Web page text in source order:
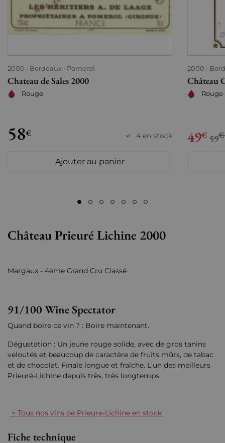
2000 Bordeaux Pomerol
Chateau de Sales 2000
Rouge
58€ 4 en stock
Ajouter au panier
2000
Château
Rouge
49€ 59€
Château Prieuré Lichine 2000
Margaux - 4ème Grand Cru Classé
91/100 Wine Spectator
Quand boire ce vin ? : Boire maintenant.
Dégustation : Un jeune rouge solide, avec de gros tanins
veloutés et beaucoup de caractère de fruits mûrs, de tabac
et de chocolat. Finale longue et fraîche. L'un des meilleurs
Prieuré-Lichine depuis très, très longtemps.
> Tous nos vins de Prieure-Lichine en stock
Fiche technique